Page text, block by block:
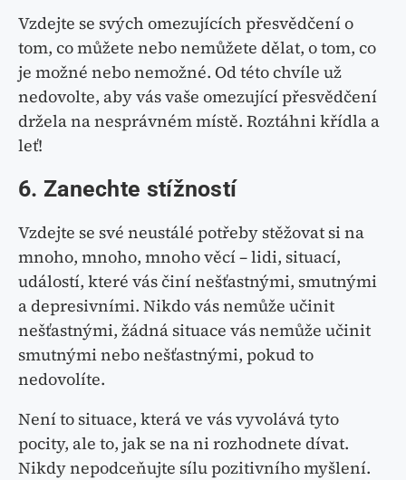
Vzdejte se svých omezujících přesvědčení o
tom, co můžete nebo nemůžete dělat, o tom, co
je možné nebo nemožné. Od této chvíle už
nedovolte, aby vás vaše omezující přesvědčení
držela na nesprávném místě. Roztáhni křídla a
leť!
6. Zanechte stížností
Vzdejte se své neustálé potřeby stěžovat si na
mnoho, mnoho, mnoho věcí – lidi, situací,
událostí, které vás činí nešťastnými, smutnými
a depresivními. Nikdo vás nemůže učinit
nešťastnými, žádná situace vás nemůže učinit
smutnými nebo nešťastnými, pokud to
nedovolíte.
Není to situace, která ve vás vyvolává tyto
pocity, ale to, jak se na ni rozhodnete dívat.
Nikdy nepodceňujte sílu pozitivního myšlení.